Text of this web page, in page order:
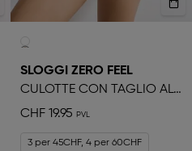
SLOGGI ZERO FEEL
CULOTTE CON TAGLIO ALTO
CHF 19.95
3 per 45CHF, 4 per 60CHF